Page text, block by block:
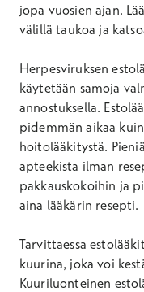
jopa vuosien ajan.
välillä taukoa ja
Herpesviruksen
käytetään samoja
annostuksella.
pidemmän aikaa
hoitolääkitystä.
apteekista ilman
pakkauskokoihin ja
aina lääkärin resepti.
Tarvittaessa
kuurina, joka voi
Kuuriluonteinen